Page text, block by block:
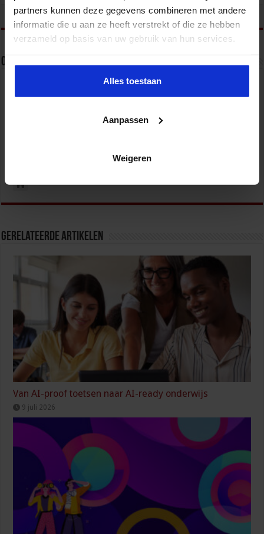
partners kunnen deze gegevens combineren met andere
informatie die u aan ze heeft verstrekt of die ze hebben
verzameld op basis van uw gebruik van hun services.
Alles toestaan
Aanpassen
Weigeren
tweet
Over Nationale Onderwijsgids
De Nationale Onderwijsgids is dé website voor
lerend en docerend Nederland. NOG is het enige
onderwerpen onder één dak biedt. Bent u op zoek
naar naar nieuws op het gebied van bijvoorbeeld
baan in het onderwijs? U vindt het allemaal op de Nationale
Gerelateerde Artikelen
Van AI-proof toetsen naar AI-ready onderwijs
9 juli 2026